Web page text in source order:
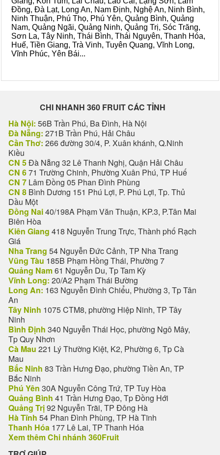
Đồng, Đà Lạt, Long An, Nam Định, Nghệ An, Ninh Bình,
Ninh Thuận, Phú Thọ, Phú Yên, Quảng Bình, Quảng
Nam, Quảng Ngãi, Quảng Ninh, Quảng Trị, Sóc Trăng,
Sơn La, Tây Ninh, Thái Bình, Thái Nguyên, Thanh Hóa,
Huế, Tiền Giang, Trà Vinh, Tuyên Quang, Vĩnh Long,
Vĩnh Phúc, Yên Bái...
CHI NHANH 360 FRUIT CÁC TỈNH
Hà Nội: 56B Trần Phú, Ba Đình, Hà Nội
Đà Nẵng: 271B Trần Phú, Hải Châu
Cần Thơ: 266 đường 30/4, P. Xuân khánh, Q.Ninh
Kiều
CN 5Đà Nẵng 32 Lê Thanh Nghị, Quận Hải Châu
CN 671 Trường Chinh, Phường Xuân Phú, TP Huế
CN 7 Lâm Đồng 05 Phan Đình Phùng
CN 8 Bình Dương 151 Phú Lợi, P. Phú Lợi, Tp. Thủ
Dầu Một
Đồng Nai40/198A Phạm Văn Thuận, KP.3, P.Tân Mai
Biên Hòa
Kiên Giang 418 Nguyễn Trung Trực, Thành phố Rạch
Giá
Nha Trang 54 Nguyễn Đức Cảnh, TP Nha Trang
Vũng Tàu 185B Phạm Hồng Thái, Phường 7
Quảng Nam61 Nguyễn Du, Tp Tam Kỳ
Vĩnh Long: 20/A2 Phạm Thái Bường
Long An: 163 Nguyễn Đình Chiểu, Phường 3, Tp Tân
An
Tây Ninh 1075 CTM8, phường Hiệp Ninh, TP Tây
Ninh
Bình Định 340 Nguyễn Thái Học, phường Ngô Mây,
Tp Quy Nhơn
Cà Mau 221 Lý Thường Kiệt, K2, Phường 6, Tp Cà
Mau
Bắc Ninh 83 Trần Hưng Đạo, phường Tiền An, TP
Bắc Ninh
Phú Yên 30A Nguyễn Công Trứ, TP Tuy Hòa
Quảng Bình 41 Trần Hưng Đạo, Tp Đồng Hới
Quảng Trị92 Nguyễn Trãi, TP Đông Hà
Hà Tĩnh 54 Phan Đình Phùng, TP Hà Tĩnh
Thanh Hóa 177 Lê Lai, TP Thanh Hóa
Xem thêm Chi nhánh 360Fruit